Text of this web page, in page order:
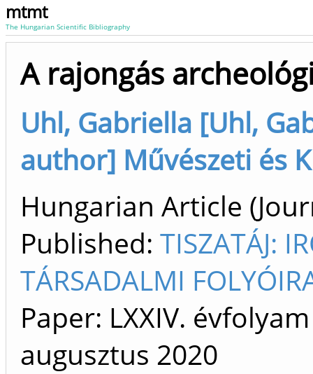
mtmt
The Hungarian Scientific Bibliography
A rajongás
Uhl, Gabriella [Uhl,
author] Művészeti és
Hungarian Article
Published: TISZATÁJ:
TÁRSADALMI
Paper: LXXIV.
augusztus 2020